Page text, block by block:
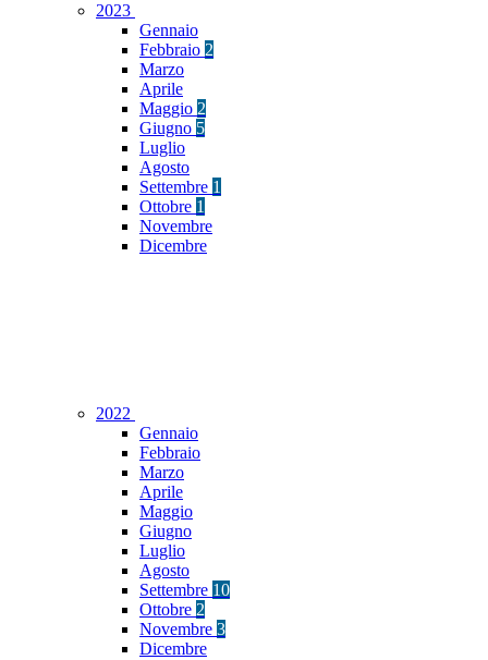
2023
Gennaio
Febbraio 2
Marzo
Aprile
Maggio 2
Giugno 5
Luglio
Agosto
Settembre 1
Ottobre 1
Novembre
Dicembre
2022
Gennaio
Febbraio
Marzo
Aprile
Maggio
Giugno
Luglio
Agosto
Settembre 10
Ottobre 2
Novembre 3
Dicembre